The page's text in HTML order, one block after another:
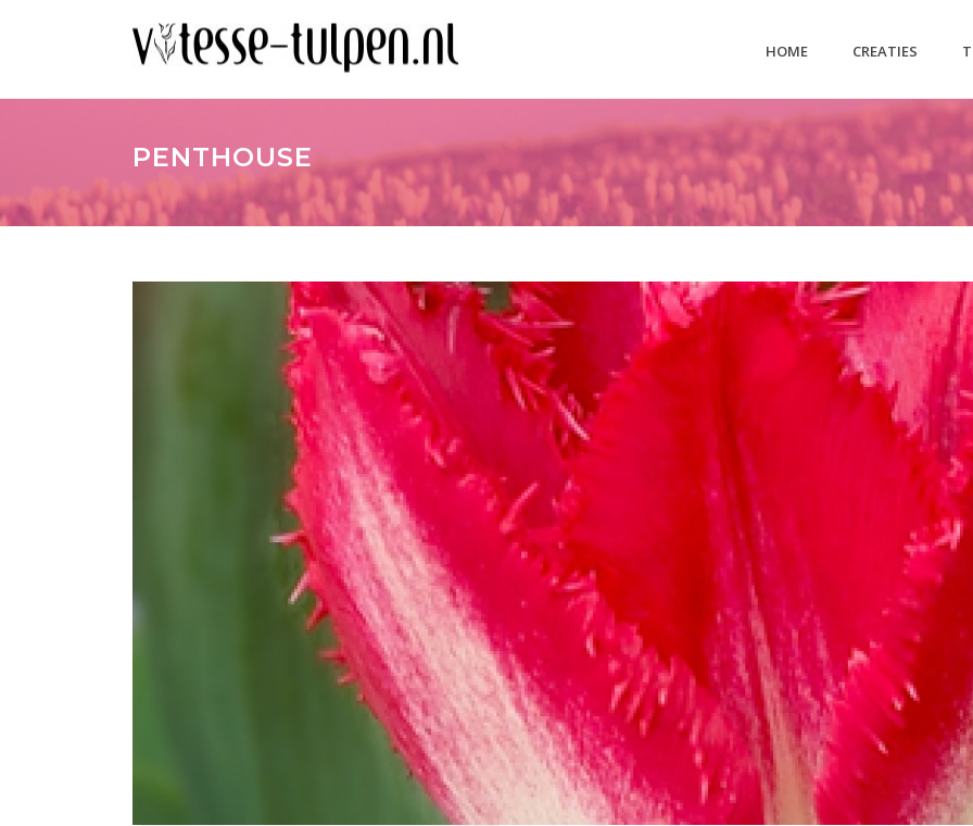
HOME CREATIES
PENTHOUSE